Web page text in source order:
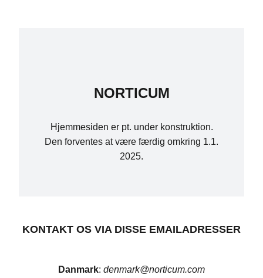
NORTICUM
Hjemmesiden er pt. under konstruktion.
Den forventes at være færdig omkring 1.1.
2025.
KONTAKT OS VIA DISSE EMAILADRESSER
Danmark: denmark@norticum.com